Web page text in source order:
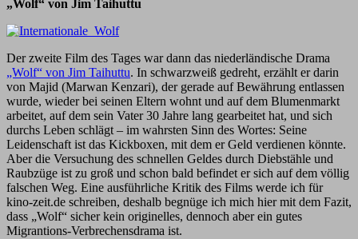
„Wolf“ von Jim Taihuttu
Der zweite Film des Tages war dann das niederländische Drama
„Wolf“ von Jim Taihuttu. In schwarzweiß gedreht, erzählt er darin
von Majid (Marwan Kenzari), der gerade auf Bewährung entlassen
wurde, wieder bei seinen Eltern wohnt und auf dem Blumenmarkt
arbeitet, auf dem sein Vater 30 Jahre lang gearbeitet hat, und sich
durchs Leben schlägt – im wahrsten Sinn des Wortes: Seine
Leidenschaft ist das Kickboxen, mit dem er Geld verdienen könnte.
Aber die Versuchung des schnellen Geldes durch Diebstähle und
Raubzüge ist zu groß und schon bald befindet er sich auf dem völlig
falschen Weg. Eine ausführliche Kritik des Films werde ich für
kino-zeit.de schreiben, deshalb begnüge ich mich hier mit dem Fazit,
dass „Wolf“ sicher kein originelles, dennoch aber ein gutes
Migrantions-Verbrechensdrama ist.